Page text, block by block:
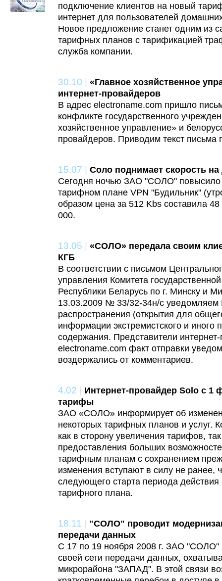
подключение клиентов на новый
интернет для пользователей
Новое предложение станет одним из
тарифных планов с тарификацией
служба компании.
30.10 | «Главное хозяйственное
интернет-провайдеров
В адрес electroname.com пришло
конфликте государственного
хозяйственное управление» и
провайдеров. Приводим текст письма
15.07 | Соло поднимает скорость
Сегодня ночью ЗАО "СОЛО" повысило
тарифном плане VPN "Будильник"
образом цена за 512 Kbs составила
000.
13.05 | «СОЛО» передала своим
КГБ
В соответствии с письмом
управления Комитета
Республики Беларусь по г. Минску и
13.03.2009 № 33/32-34н/с уведомляем
распространения (открытия для
информации экстремистского и иного
содержания. Представители
electroname.com факт отправки
воздержались от комментариев.
4.02 | Интернет-провайдер Solo с 1
тарифы
ЗАО «СОЛО» информирует об
некоторых тарифных планов и услуг.
как в сторону увеличения тарифов,
предоставления больших
тарифным планам с сохранением
изменения вступают в силу не ранее,
следующего старта периода действия
тарифного плана.
18.11 | "СОЛО" проводит
передачи данных
С 17 по 19 ноября 2008 г. ЗАО "СОЛО"
своей сети передачи данных,
микрорайона "ЗАПАД". В этой связи